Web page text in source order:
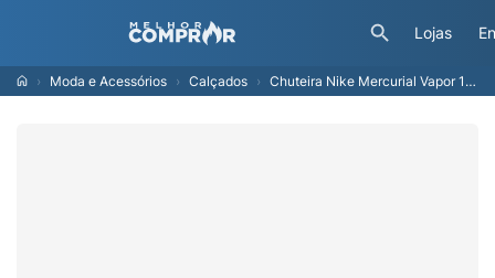
Lojas
Moda e Acessórios Calçados Chuteira Nike Mercurial Vapor 13 Elite Campo